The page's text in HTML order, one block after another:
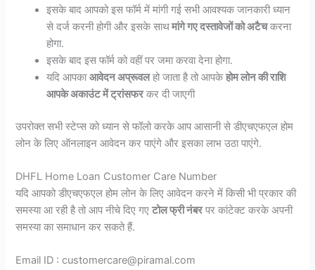
इसके बाद आपको इस फॉर्म में मांगी गई सभी आवश्यक जानकारी ध्यान
से दर्ज करनी होगी और इसके साथमांगे गए दस्तावेजों को अटैचकरना
होगा.
इसके बाद इस फॉर्म को वहीं पर जमा करवा देना होगा.
यदि आपकाआवेदन अप्रूवलहो जाता है तो आपकेहोम लोन की राशि
आपके अकाउंट में ट्रांसफरकर दी जाएगी
उपरोक्त सभी स्टेप्स को ध्यान से फॉलो करके आप आसानी से डीएचएफएल होम
लोन के लिए ऑनलाइन आवेदन कर पाएंगे और इसका लाभ उठा पाएंगे.
DHFL Home Loan Customer Care Number
यदि आपको डीएचएफएल होम लोन के लिए आवेदन करने में किसी भी प्रकार की
समस्या आ रही है तो आप नीचे दिए गएटोल फ्री नंबरपर कांटेक्ट करके अपनी
समस्या का समाधान कर सकते हैं.
Email ID : customercare@piramal.com